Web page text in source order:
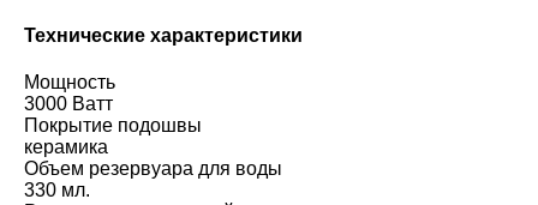
Технические характеристики
Мощность
3000 Ватт
Покрытие подошвы
керамика
Объем резервуара для воды
330 мл.